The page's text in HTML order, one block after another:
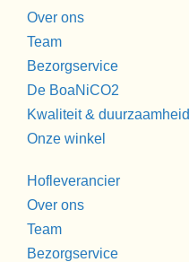
Over ons
Team
Bezorgservice
De BoaNiCO2
Kwaliteit & duurzaamheid
Onze winkel
Hofleverancier
Over ons
Team
Bezorgservice